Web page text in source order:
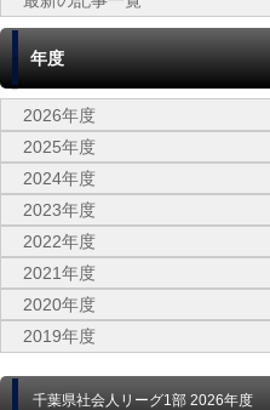
年度
2026年度
2025年度
2024年度
2023年度
2022年度
2021年度
2020年度
2019年度
千葉県社会人リーグ1部 2026年度